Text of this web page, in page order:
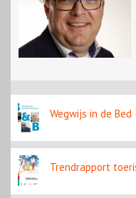
Wegwijs in de
Trendrapport